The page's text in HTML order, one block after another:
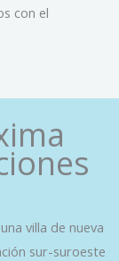
con el
villa de nueva
sur-suroeste